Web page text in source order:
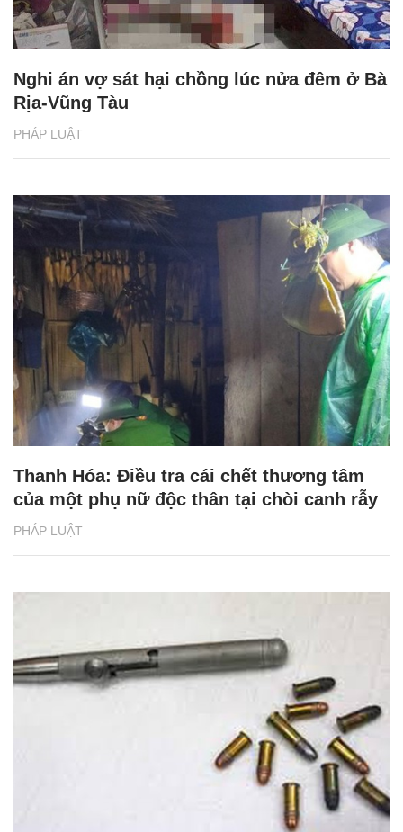
PHÁP LUẬT
Nghi án vợ sát hại chồng lúc nửa đêm ở Bà
Rịa-Vũng Tàu
PHÁP LUẬT
Thanh Hóa: Điều tra cái chết thương tâm
của một phụ nữ độc thân tại chòi canh rẫy